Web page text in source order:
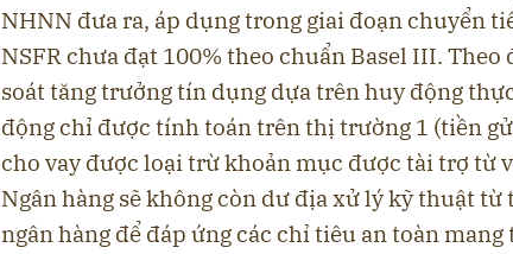
NHNN đưa ra, áp dụng trong giai đoạn chuyển
NSFR chưa đạt 100% theo chuẩn Basel III. Theo
soát tăng trưởng tín dụng dựa trên huy động
động chỉ được tính toán trên thị trường 1 (tiền
cho vay được loại trừ khoản mục được tài trợ từ
Ngân hàng sẽ không còn dư địa xử lý kỹ thuật
ngân hàng để đáp ứng các chỉ tiêu an toàn